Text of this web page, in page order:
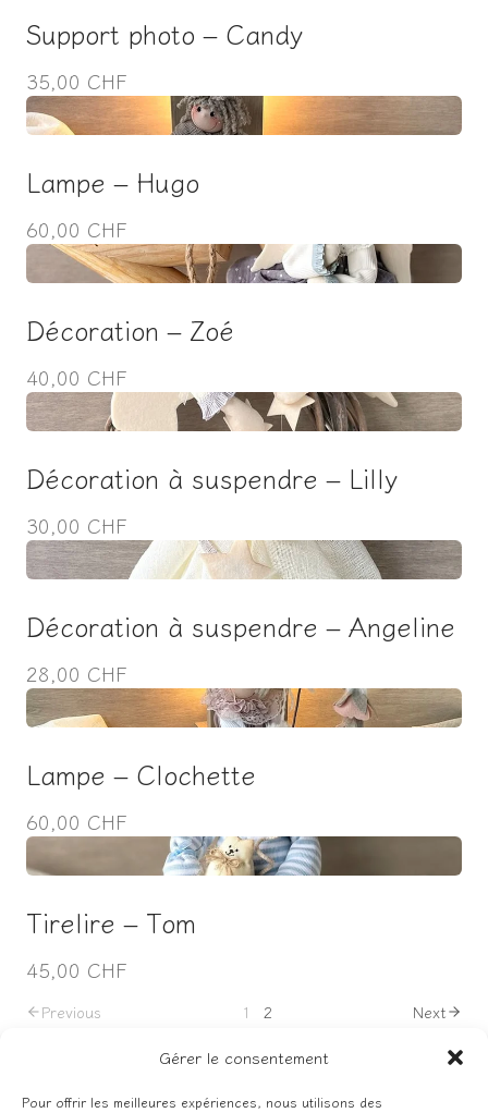
Gérer le consentement
Pour offrir les meilleures expériences, nous utilisons des
Support photo – Candy
35,00 CHF
Lampe – Hugo
60,00 CHF
Décoration – Zoé
40,00 CHF
Décoration à suspendre – Lilly
30,00 CHF
Décoration à suspendre – Angeline
28,00 CHF
Lampe – Clochette
60,00 CHF
Tirelire – Tom
45,00 CHF
Previous 1 2 Next